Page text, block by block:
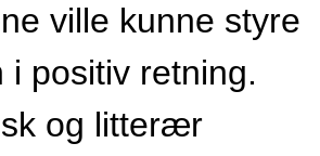
ville kunne styre
i positiv retning.
og litterær